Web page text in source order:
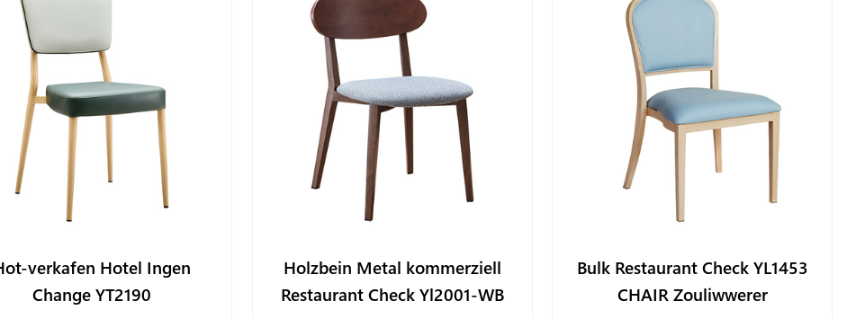
verkafen Hotel Ingen
Change YT2190
Holzbein Metal kommerziell
Restaurant Check Yl2001-WB
Bulk Restaurant Check YL1453
CHAIR Zouliwwerer